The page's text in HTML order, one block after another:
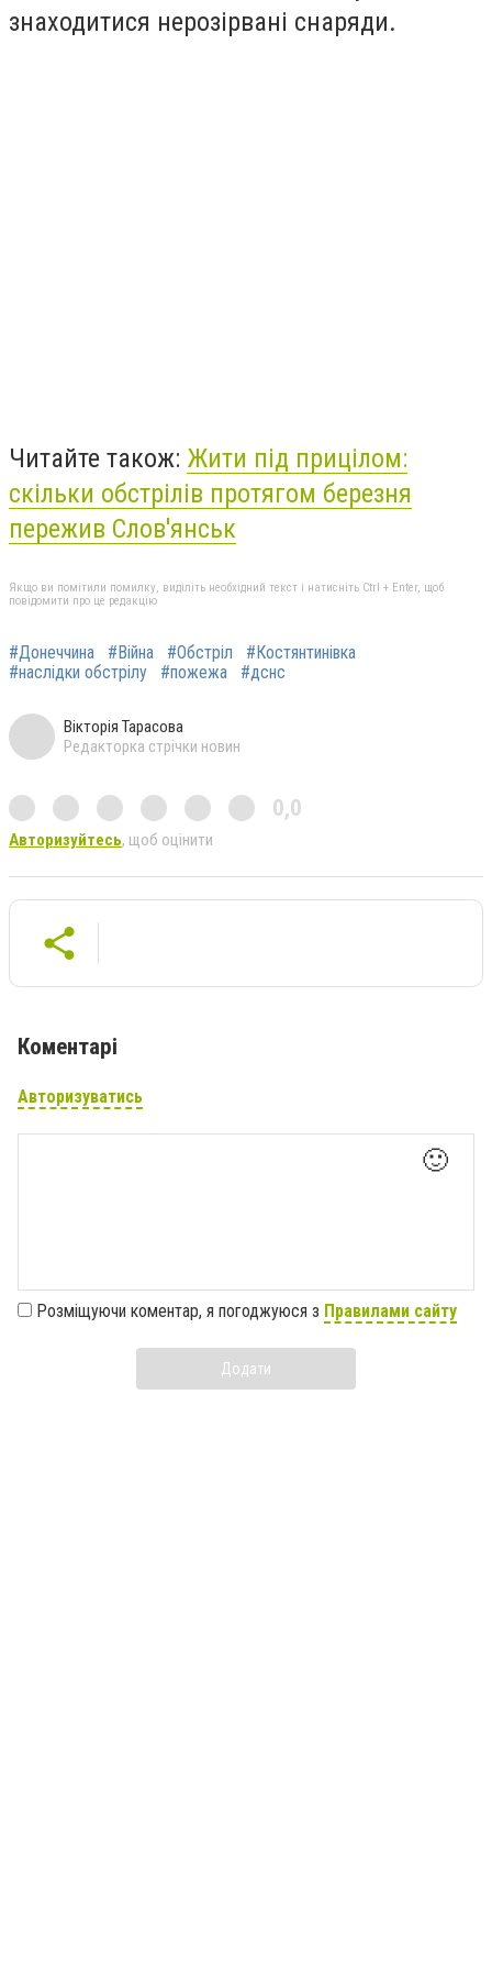
знаходитися нерозірвані снаряди.
Читайте також: Жити під прицілом:
скільки обстрілів протягом березня
пережив Слов'янськ
Якщо ви помітили помилку, виділіть необхідний текст і натисніть Ctrl + Enter, щоб
повідомити про це редакцію
#Донеччина #Війна #Обстріл
#Костянтинівка
#наслідки обстрілу
#пожежа #дснс
Вікторія Тарасова
Редакторка стрічки новин
0,0
Авторизуйтесь, щоб оцінити
Коментарі
Авторизуватись
🙂
Розміщуючи коментар, я погоджуюся з Правилами сайту
Додати